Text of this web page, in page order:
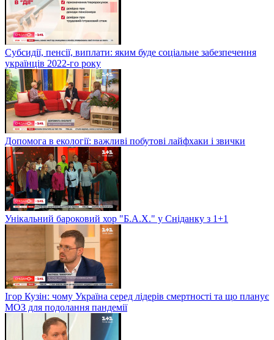
Субсидії, пенсії, виплати: яким буде соціальне забезпечення
українців 2022-го року
Допомога в екології: важливі побутові лайфхаки і звички
Унікальний бароковий хор "Б.А.Х." у Сніданку з 1+1
Ігор Кузін: чому Україна серед лідерів смертності та що планує
МОЗ для подолання пандемії